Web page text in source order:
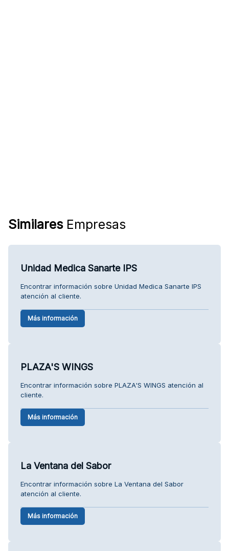
SimilaresEmpresas
Unidad Medica Sanarte IPS
Encontrar información sobre Unidad Medica Sanarte IPS
atención al cliente.
Más información
PLAZA'S WINGS
Encontrar información sobre PLAZA'S WINGS atención al
cliente.
Más información
La Ventana del Sabor
Encontrar información sobre La Ventana del Sabor
atención al cliente.
Más información